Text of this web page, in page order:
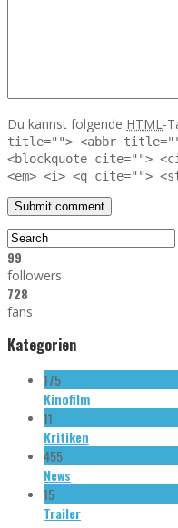
Du kannst folgende HTML -
title=""> <abbr
<blockquote cite="">
<em> <i> <q cite="">
99
followers
728
fans
Kategorien
175
Kinofilm
11
Kritiken
455
News
15
Trailer